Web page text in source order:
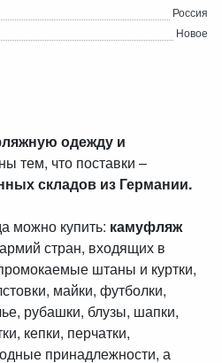
Россия
Новое
одежду и
тем, что поставки –
складов из Германии.
можно купить: камуфляж
армий стран, входящих в
штаны и куртки,
майки, футболки,
рубашки, блузы, шапки,
кепки, перчатки,
принадлежности, а